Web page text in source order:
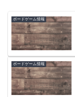
ボードゲーム情報
ボードゲーム情報